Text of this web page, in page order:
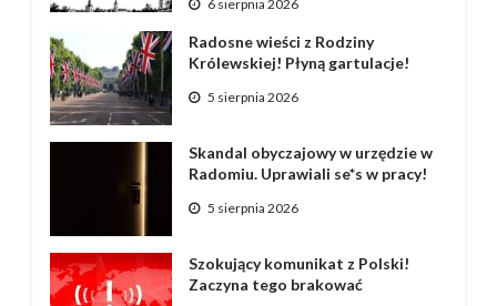
6 sierpnia 2026
Radosne wieści z Rodziny
Królewskiej! Płyną gartulacje!
5 sierpnia 2026
Skandal obyczajowy w urzędzie w
Radomiu. Uprawiali se*s w pracy!
5 sierpnia 2026
Szokujący komunikat z Polski!
Zaczyna tego brakować